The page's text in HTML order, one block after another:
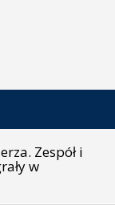
Zespół i
w